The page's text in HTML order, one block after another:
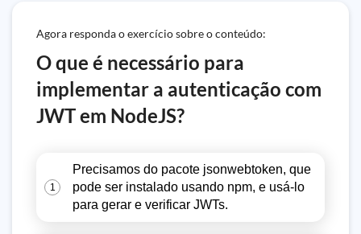
Agora responda o exercício sobre o conteúdo:
O que é necessário para
implementar a autenticação com
JWT em NodeJS?
1
Precisamos do pacote jsonwebtoken, que
pode ser instalado usando npm, e usá-lo
para gerar e verificar JWTs.